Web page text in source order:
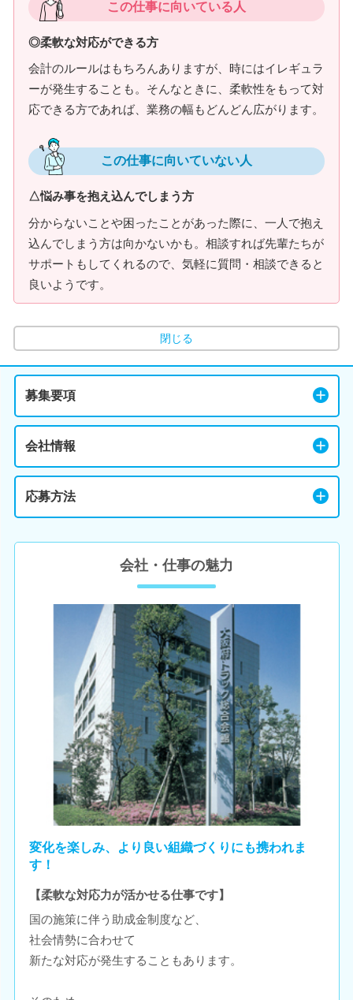
この仕事に向いている人
◎柔軟な対応ができる方
会計のルールはもちろんありますが、時にはイレギュラ
ーが発生することも。そんなときに、柔軟性をもって対
応できる方であれば、業務の幅もどんどん広がります。
この仕事に向いていない人
△悩み事を抱え込んでしまう方
分からないことや困ったことがあった際に、一人で抱え
込んでしまう方は向かないかも。相談すれば先輩たちが
サポートもしてくれるので、気軽に質問・相談できると
良いようです。
閉じる
募集要項
会社情報
応募方法
会社・仕事の魅力
変化を楽しみ、より良い組織づくりにも携われま
す！
【柔軟な対応力が活かせる仕事です】
国の施策に伴う助成金制度など、
社会情勢に合わせて
新たな対応が発生することもあります。